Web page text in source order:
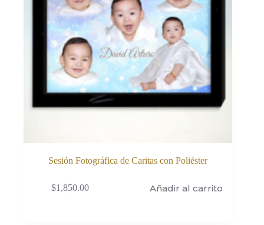
Sesión Fotográfica de Caritas con Poliéster
$1,850.00 Añadir al carrito